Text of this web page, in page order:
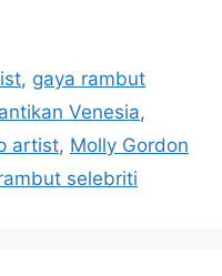
, gaya rambut
Venesia,
artist, Molly Gordon
selebriti